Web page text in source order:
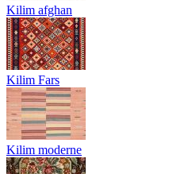
Kilim afghan
Kilim Fars
Kilim moderne